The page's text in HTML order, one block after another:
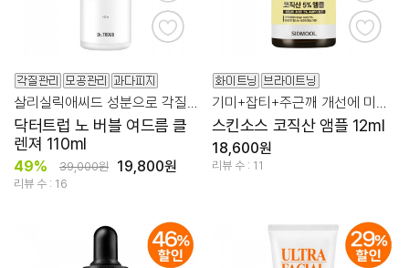
닥터트럽 노 버블 여드름 클
렌져 110ml
49% 39,000원 19,800원
리뷰 수 : 16
스킨소스 코직산 앰플 12ml
18,600원
리뷰 수 : 11